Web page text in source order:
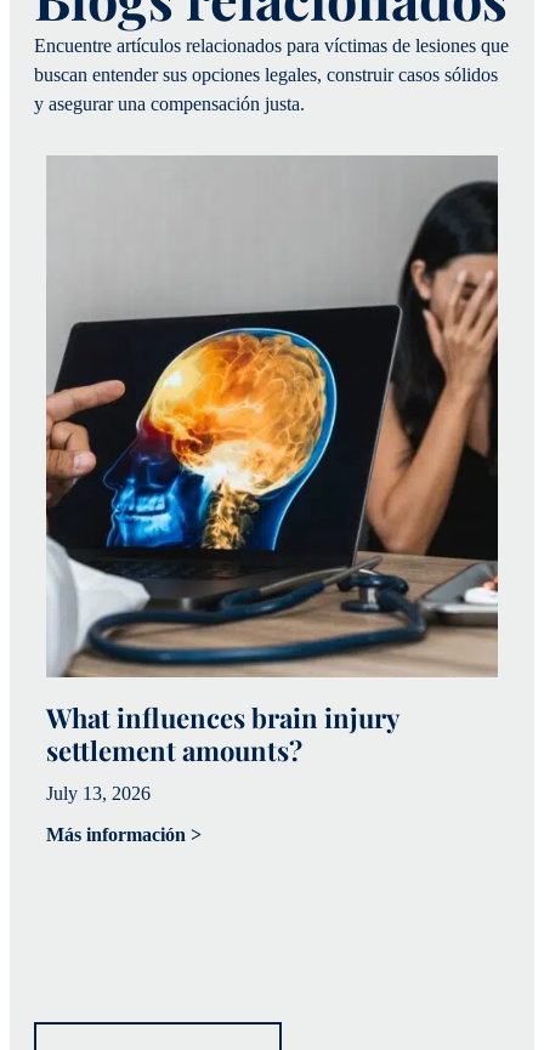
What influences brain injury
settlement amounts?
July 13, 2026
Más información >
Encuentre artículos relacionados para víctimas de lesiones que
buscan entender sus opciones legales, construir casos sólidos
y asegurar una compensación justa.